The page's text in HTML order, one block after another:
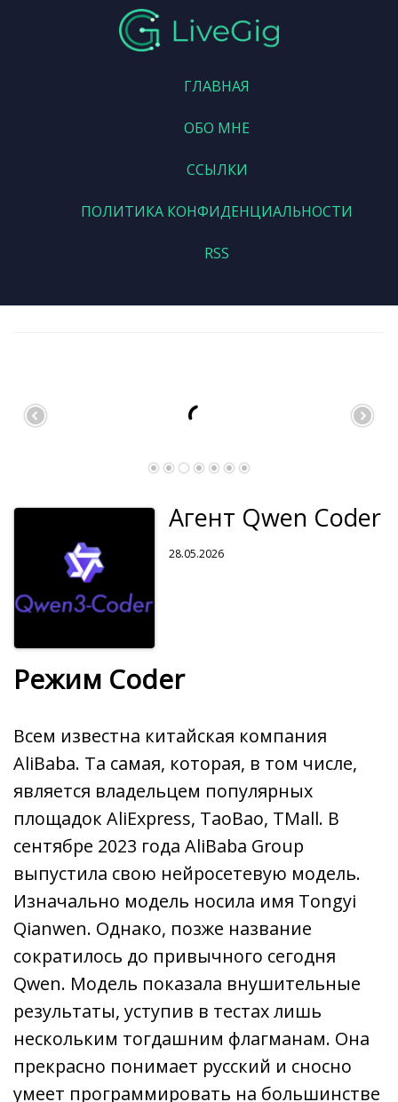
ГЛАВНАЯ
ОБО МНЕ
ССЫЛКИ
ПОЛИТИКА КОНФИДЕНЦИАЛЬНОСТИ
RSS
Агент Qwen Coder
28.05.2026
Режим Coder
Всем известна китайская компания
AliBaba. Та самая, которая, в том числе,
является владельцем популярных
площадок AliExpress, TaoBao, TMall. В
сентябре 2023 года AliBaba Group
выпустила свою нейросетевую модель.
Изначально модель носила имя Tongyi
Qianwen. Однако, позже название
сократилось до привычного сегодня
Qwen. Модель показала внушительные
результаты, уступив в тестах лишь
нескольким тогдашним флагманам. Она
прекрасно понимает русский и сносно
умеет программировать на большинстве